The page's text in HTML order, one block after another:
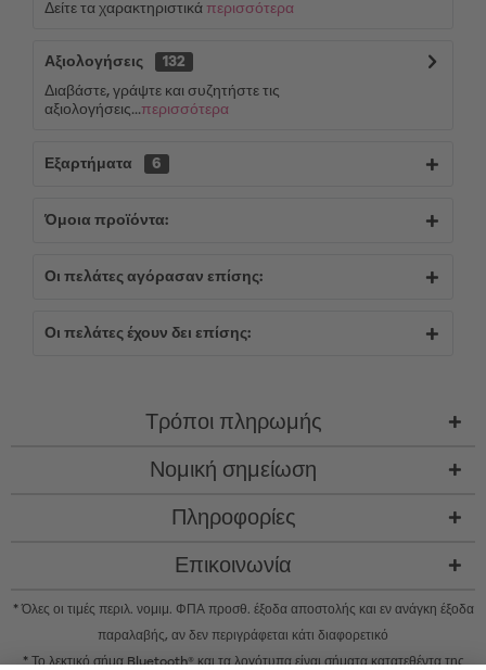
Δείτε τα χαρακτηριστικά περισσότερα
Αξιολογήσεις
132
Διαβάστε, γράψτε και συζητήστε τις
αξιολογήσεις...περισσότερα
Εξαρτήματα 6
Όμοια προϊόντα:
Οι πελάτες αγόρασαν επίσης:
Οι πελάτες έχουν δει επίσης:
Τρόποι πληρωμής
Νομική σημείωση
Πληροφορίες
Επικοινωνία
* Όλες οι τιμές περιλ. νομιμ. ΦΠΑ προσθ. έξοδα αποστολής και εν ανάγκη έξοδα
παραλαβής, αν δεν περιγράφεται κάτι διαφορετικό
* Το λεκτικό σήμα Bluetooth® και τα λογότυπα είναι σήματα κατατεθέντα της